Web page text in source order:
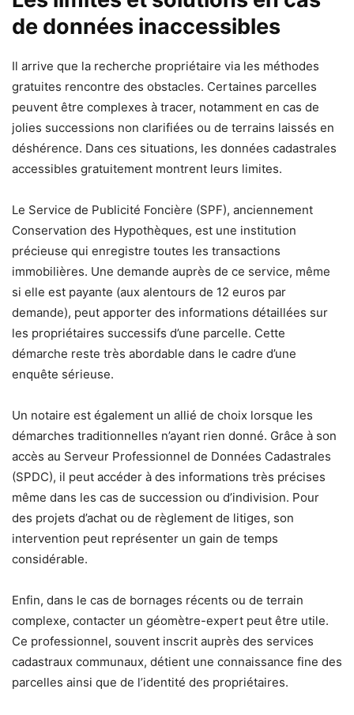
de données inaccessibles
Il arrive que la recherche propriétaire via les méthodes
gratuites rencontre des obstacles. Certaines parcelles
peuvent être complexes à tracer, notamment en cas de
jolies successions non clarifiées ou de terrains laissés en
déshérence. Dans ces situations, les données cadastrales
accessibles gratuitement montrent leurs limites.
Le Service de Publicité Foncière (SPF), anciennement
Conservation des Hypothèques, est une institution
précieuse qui enregistre toutes les transactions
immobilières. Une demande auprès de ce service, même
si elle est payante (aux alentours de 12 euros par
demande), peut apporter des informations détaillées sur
les propriétaires successifs d’une parcelle. Cette
démarche reste très abordable dans le cadre d’une
enquête sérieuse.
Un notaire est également un allié de choix lorsque les
démarches traditionnelles n’ayant rien donné. Grâce à son
accès au Serveur Professionnel de Données Cadastrales
(SPDC), il peut accéder à des informations très précises
même dans les cas de succession ou d’indivision. Pour
des projets d’achat ou de règlement de litiges, son
intervention peut représenter un gain de temps
considérable.
Enfin, dans le cas de bornages récents ou de terrain
complexe, contacter un géomètre-expert peut être utile.
Ce professionnel, souvent inscrit auprès des services
cadastraux communaux, détient une connaissance fine des
parcelles ainsi que de l’identité des propriétaires.